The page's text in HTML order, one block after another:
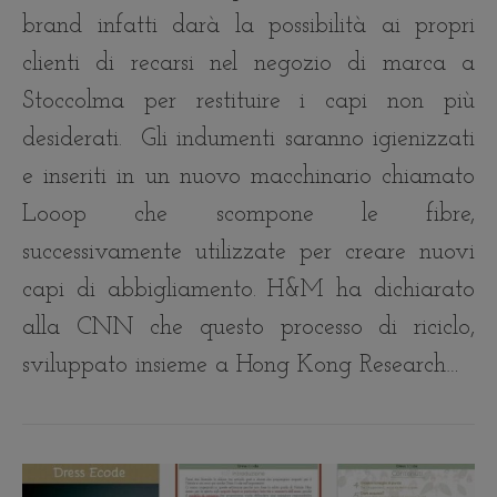
brand infatti darà la possibilità ai propri
clienti di recarsi nel negozio di marca a
Stoccolma per restituire i capi non più
desiderati. Gli indumenti saranno igienizzati
e inseriti in un nuovo macchinario chiamato
Looop che scompone le fibre,
successivamente utilizzate per creare nuovi
capi di abbigliamento. H&M ha dichiarato
alla CNN che questo processo di riciclo,
sviluppato insieme a Hong Kong Research…